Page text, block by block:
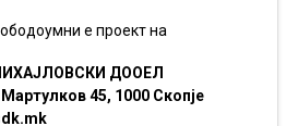
е проект на
ДООЕЛ
45, 1000 Скопје